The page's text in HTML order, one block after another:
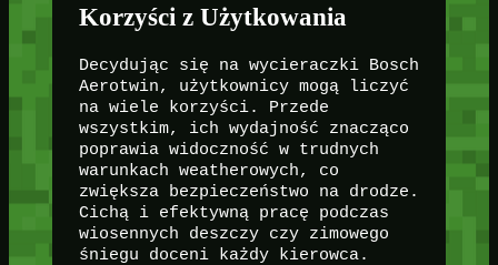
Korzyści z Użytkowania
Decydując się na wycieraczki Bosch
Aerotwin, użytkownicy mogą liczyć
na wiele korzyści. Przede
wszystkim, ich wydajność znacząco
poprawia widoczność w trudnych
warunkach weatherowych, co
zwiększa bezpieczeństwo na drodze.
Cichą i efektywną pracę podczas
wiosennych deszczy czy zimowego
śniegu doceni każdy kierowca.